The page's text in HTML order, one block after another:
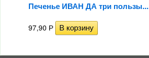
Печенье ИВАН ДА три пользы...
97,90 Р